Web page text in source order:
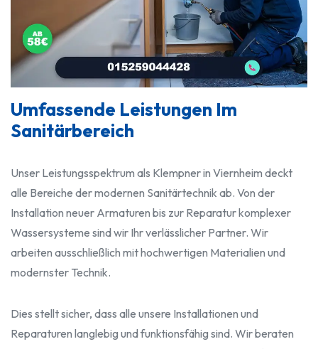
Umfassende Leistungen Im
Sanitärbereich
Unser Leistungsspektrum als Klempner in Viernheim deckt
alle Bereiche der modernen Sanitärtechnik ab. Von der
Installation neuer Armaturen bis zur Reparatur komplexer
Wassersysteme sind wir Ihr verlässlicher Partner. Wir
arbeiten ausschließlich mit hochwertigen Materialien und
modernster Technik.
Dies stellt sicher, dass alle unsere Installationen und
Reparaturen langlebig und funktionsfähig sind. Wir beraten